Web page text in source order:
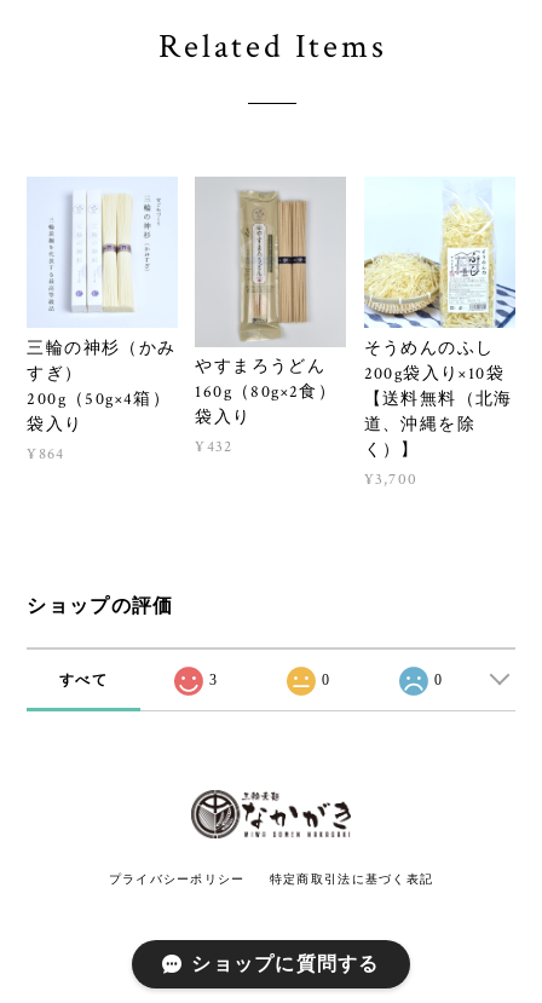
Related Items
三輪の神杉（かみ
すぎ）
200g（50g×4箱）
袋入り
¥864
やすまろうどん
160g（80g×2食）
袋入り
¥432
そうめんのふし
200g袋入り×10袋
【送料無料（北海
道、沖縄を除
く）】
¥3,700
ショップの評価
すべて 3 0 0
プライバシーポリシー 特定商取引法に基づく表記
© 中垣製麺株式会社 All rights reserved.
ショップに質問する